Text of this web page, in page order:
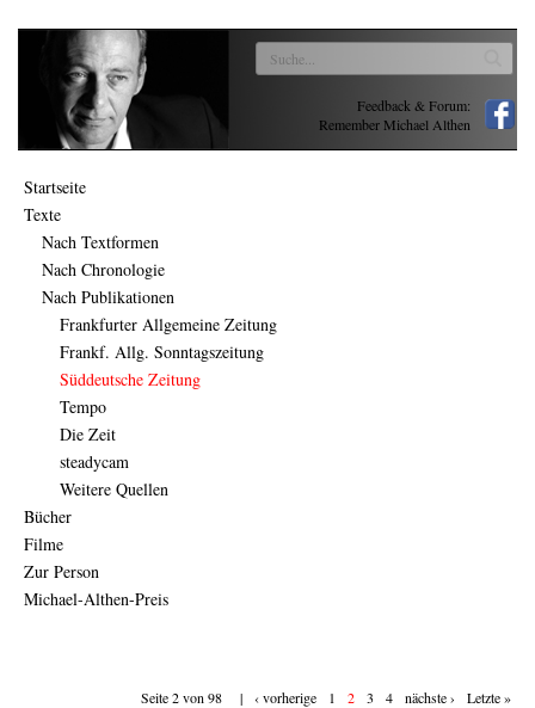
Feedback & Forum:
Remember Michael Althen
Startseite
Texte
Nach Textformen
Nach Chronologie
Nach Publikationen
Frankfurter Allgemeine Zeitung
Frankf. Allg. Sonntagszeitung
Süddeutsche Zeitung
Tempo
Die Zeit
steadycam
Weitere Quellen
Bücher
Filme
Zur Person
Michael-Althen-Preis
Seite 2 von 98 | ‹ vorherige 1 2 3 4 nächste › Letzte »